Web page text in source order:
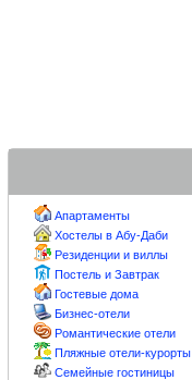
Апартаменты
Хостелы в Абу-Даби
Резиденции и виллы
Постель и Завтрак
Гостевые дома
Бизнес-отели
Романтические отели
Пляжные отели-курорты
Семейные гостиницы